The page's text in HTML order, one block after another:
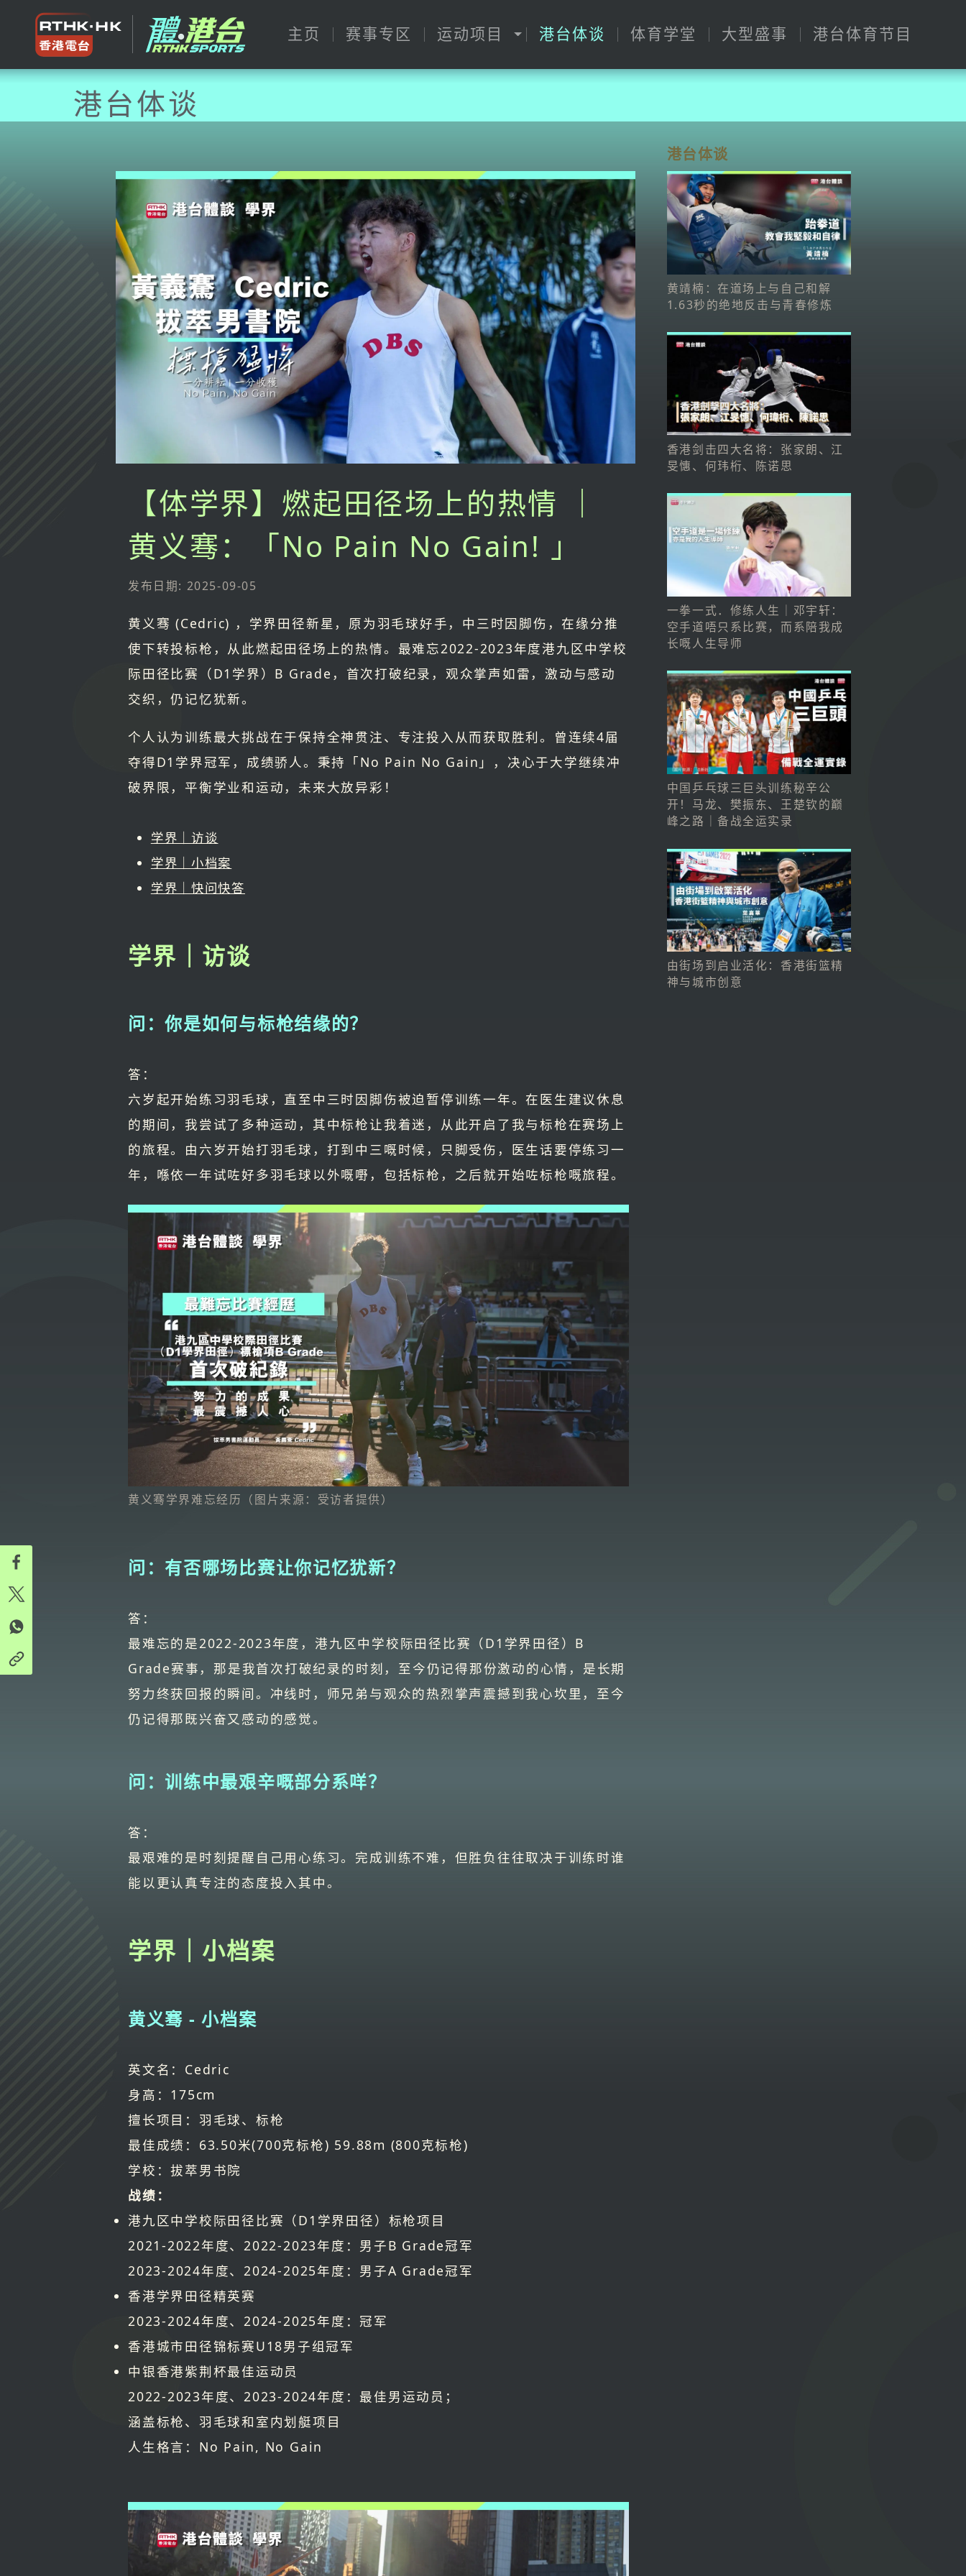
主页 赛事专区 运动项目 港台体谈 体育学堂 大型盛事 港台体育节目
港台体谈
【体学界】燃起田径场上的热情 ｜
黄义骞：「No Pain No Gain! 」
发布日期: 2025-09-05
黄义骞 (Cedric) ，学界田径新星，原为羽毛球好手，中三时因脚伤，在缘分推
使下转投标枪，从此燃起田径场上的热情。最难忘2022-2023年度港九区中学校
际田径比赛（D1学界）B Grade，首次打破纪录，观众掌声如雷，激动与感动
交织，仍记忆犹新。
个人认为训练最大挑战在于保持全神贯注、专注投入从而获取胜利。曾连续4届
夺得D1学界冠军，成绩骄人。秉持「No Pain No Gain」，决心于大学继续冲
破界限，平衡学业和运动，未来大放异彩！
学界｜访谈
学界｜小档案
学界｜快问快答
学界｜访谈
问：你是如何与标枪结缘的？
答：
六岁起开始练习羽毛球，直至中三时因脚伤被迫暂停训练一年。在医生建议休息
的期间，我尝试了多种运动，其中标枪让我着迷，从此开启了我与标枪在赛场上
的旅程。由六岁开始打羽毛球，打到中三嘅时候，只脚受伤，医生话要停练习一
年，喺依一年试咗好多羽毛球以外嘅嘢，包括标枪，之后就开始咗标枪嘅旅程。
黄义骞学界难忘经历（图片来源：受访者提供）
问：有否哪场比赛让你记忆犹新？
答：
最难忘的是2022-2023年度，港九区中学校际田径比赛（D1学界田径）B
Grade赛事，那是我首次打破纪录的时刻，至今仍记得那份激动的心情，是长期
努力终获回报的瞬间。冲线时，师兄弟与观众的热烈掌声震撼到我心坎里，至今
仍记得那既兴奋又感动的感觉。
问：训练中最艰辛嘅部分系咩？
答：
最艰难的是时刻提醒自己用心练习。完成训练不难，但胜负往往取决于训练时谁
能以更认真专注的态度投入其中。
学界｜小档案
黄义骞 - 小档案
英文名：Cedric
身高：175cm
擅长项目：羽毛球、标枪
最佳成绩：63.50米(700克标枪) 59.88m (800克标枪)
学校：拔萃男书院
战绩：
港九区中学校际田径比赛（D1学界田径）标枪项目
2021-2022年度、2022-2023年度：男子B Grade冠军
2023-2024年度、2024-2025年度：男子A Grade冠军
香港学界田径精英赛
2023-2024年度、2024-2025年度：冠军
香港城市田径锦标赛U18男子组冠军
中银香港紫荆杯最佳运动员
2022-2023年度、2023-2024年度：最佳男运动员；
涵盖标枪、羽毛球和室内划艇项目
人生格言：No Pain, No Gain
港台体谈
黄靖楠：在道场上与自己和解
1.63秒的绝地反击与青春修炼
香港剑击四大名将：张家朗、江
旻憓、何玮桁、陈诺思
一拳一式．修练人生｜邓宇轩：
空手道唔只系比赛，而系陪我成
长嘅人生导师
中国乒乓球三巨头训练秘辛公
开！马龙、樊振东、王楚钦的巅
峰之路｜备战全运实录
由街场到启业活化：香港街篮精
神与城市创意